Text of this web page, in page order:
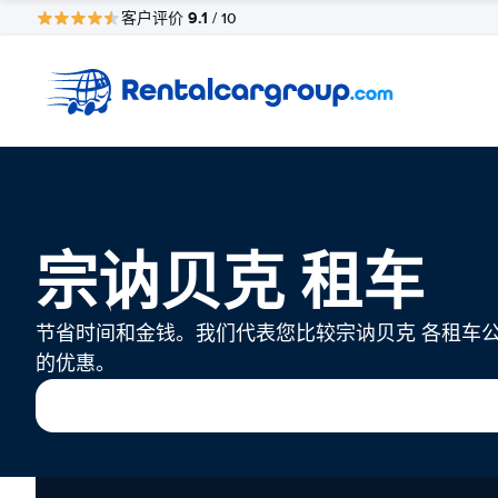
客户评价 9.1 / 10
宗讷贝克 租车
节省时间和金钱。我们代表您比较宗讷贝克 各租车
的优惠。